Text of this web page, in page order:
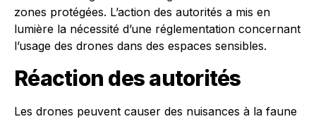
zones protégées. L’action des autorités a mis en
lumière la nécessité d’une réglementation concernant
l’usage des drones dans des espaces sensibles.
Réaction des autorités
Les drones peuvent causer des nuisances à la faune